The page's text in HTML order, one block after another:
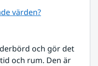
värden?
och gör det
och rum. Den är